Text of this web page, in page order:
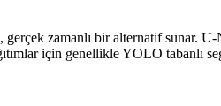
zamanlı bir alternatif sunar.
için genellikle YOLO tabanlı